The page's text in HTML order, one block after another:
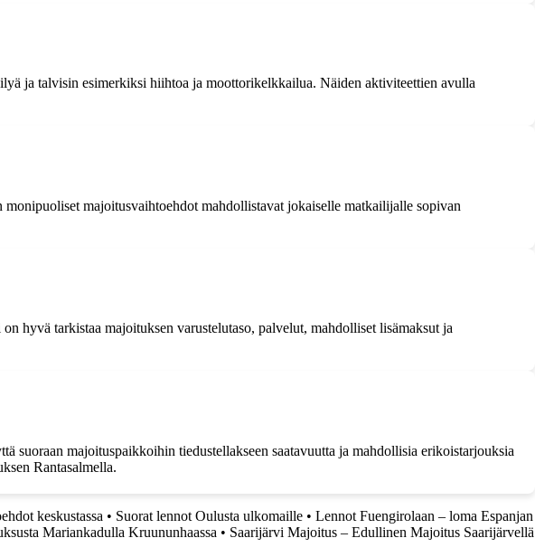
ja talvisin esimerkiksi hiihtoa ja moottorikelkkailua. Näiden aktiviteettien avulla
majoitusvaihtoehdot mahdollistavat jokaiselle matkailijalle sopivan
hyvä tarkistaa majoituksen varustelutaso, palvelut, mahdolliset lisämaksut ja
suoraan majoituspaikkoihin tiedustellakseen saatavuutta ja mahdollisia erikoistarjouksia
Rantasalmella.
keskustassa • Suorat lennot Oulusta ulkomaille • Lennot Fuengirolaan – loma Espanjan
Mariankadulla Kruununhaassa • Saarijärvi Majoitus – Edullinen Majoitus Saarijärvellä